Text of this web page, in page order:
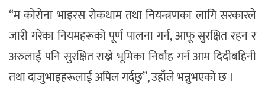
“म कोरोना भाइरस रोकथाम तथा नियन्त्रणका लागि सरकारले
जारी गरेका नियमहरूको पूर्ण पालना गर्न, आफू सुरक्षित रहन र
अरुलाई पनि सुरक्षित राख्ने भूमिका निर्वाह गर्न आम दिदीबहिनी
तथा दाजुभाइहरूलाई अपिल गर्दछु”, उहाँले भन्नुभएको छ ।